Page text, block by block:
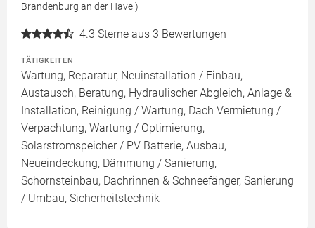
Brandenburg an der Havel)
4.3 Sterne aus 3 Bewertungen
TÄTIGKEITEN
Wartung, Reparatur, Neuinstallation / Einbau,
Austausch, Beratung, Hydraulischer Abgleich, Anlage &
Installation, Reinigung / Wartung, Dach Vermietung /
Verpachtung, Wartung / Optimierung,
Solarstromspeicher / PV Batterie, Ausbau,
Neueindeckung, Dämmung / Sanierung,
Schornsteinbau, Dachrinnen & Schneefänger, Sanierung
/ Umbau, Sicherheitstechnik